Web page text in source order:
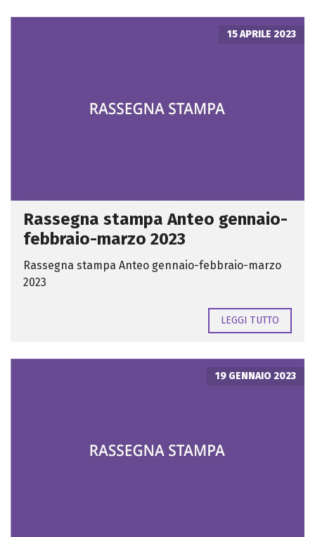
15 APRILE 2023
Rassegna stampa Anteo gennaio-
febbraio-marzo 2023
Rassegna stampa Anteo gennaio-febbraio-marzo
2023
LEGGI TUTTO
19 GENNAIO 2023